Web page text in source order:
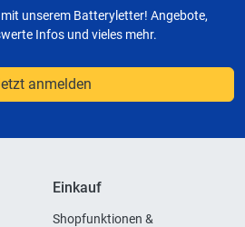
unserem Batteryletter! Angebote,
Infos und vieles mehr.
anmelden
Einkauf
Shopfunktionen &